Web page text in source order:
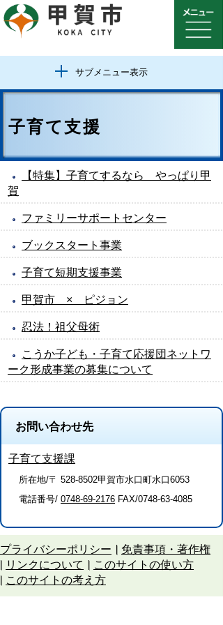
サブメニュー表示
子育て支援
【特集】子育てするなら やっぱり甲
賀
ファミリーサポートセンター
ブックスタート事業
子育て短期支援事業
甲賀市 × ピジョン
忍法！祖父母術
こうか子ども・子育て応援団ネットワ
ーク形成事業の募集について
お問い合わせ先
子育て支援課
所在地/〒 528-8502甲賀市水口町水口6053
電話番号/ 0748-69-2176 FAX/0748-63-4085
プライバシーポリシー
免責事項・著作権
リンクについて
このサイトの使い方
このサイトの考え方